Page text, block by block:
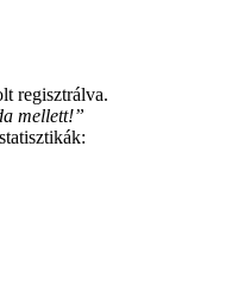
regisztrálva.
mellett!”